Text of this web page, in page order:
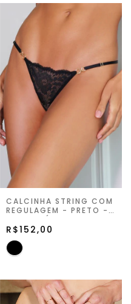
CALCINHA STRING COM
REGULAGEM - PRETO -
VIVA LIGÚRIA
R$152,00